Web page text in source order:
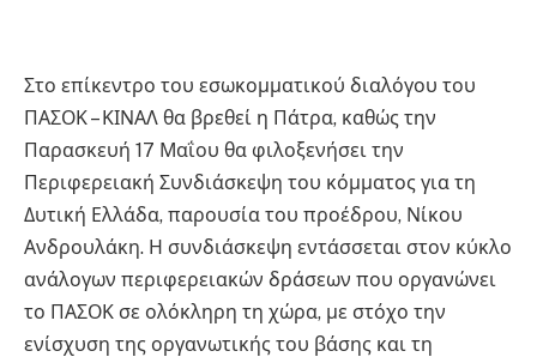
Στο επίκεντρο του εσωκομματικού διαλόγου του
ΠΑΣΟΚ – ΚΙΝΑΛ θα βρεθεί η Πάτρα, καθώς την
Παρασκευή 17 Μαΐου θα φιλοξενήσει την
Περιφερειακή Συνδιάσκεψη του κόμματος για τη
Δυτική Ελλάδα, παρουσία του προέδρου, Νίκου
Ανδρουλάκη. Η συνδιάσκεψη εντάσσεται στον κύκλο
ανάλογων περιφερειακών δράσεων που οργανώνει
το ΠΑΣΟΚ σε ολόκληρη τη χώρα, με στόχο την
ενίσχυση της οργανωτικής του βάσης και τη